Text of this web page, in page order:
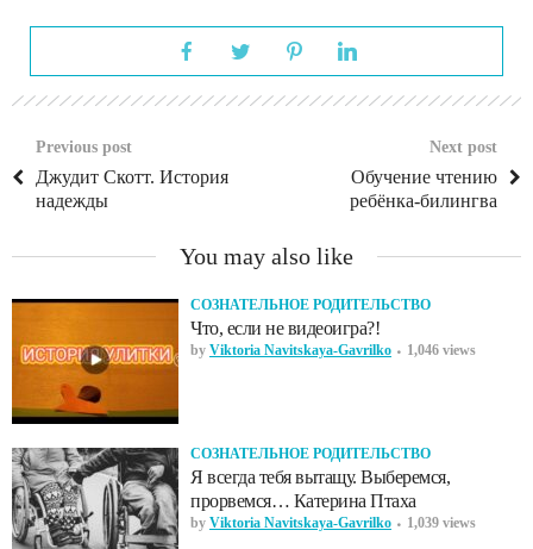
Previous post
Джудит Скотт. История
надежды
Next post
Обучение чтению
ребёнка-билингва
You may also like
СОЗНАТЕЛЬНОЕ РОДИТЕЛЬСТВО
Что, если не видеоигра?!
by Viktoria Navitskaya-Gavrilko 1,046 views
СОЗНАТЕЛЬНОЕ РОДИТЕЛЬСТВО
Я всегда тебя вытащу. Выберемся,
прорвемся… Катерина Птаха
by Viktoria Navitskaya-Gavrilko 1,039 views